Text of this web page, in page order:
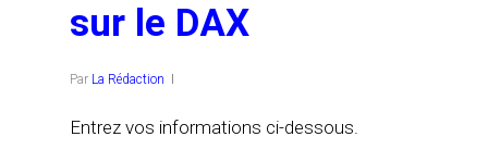
sur le DAX
Par La Rédaction
Entrez vos informations ci-dessous.